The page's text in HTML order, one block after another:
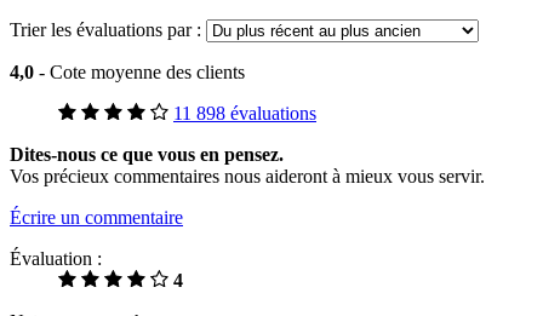
Trier les évaluations par :
4,0 - Cote moyenne des clients
11 898 évaluations
Dites-nous ce que vous en pensez.
Vos précieux commentaires nous aideront à mieux vous servir.
Écrire un commentaire
Évaluation :
4